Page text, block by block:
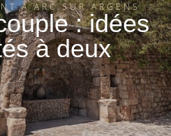
À ARC SUR ARGENS
: idées
à deux